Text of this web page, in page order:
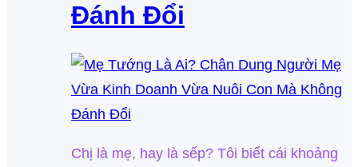
Đánh Đổi
Chị là mẹ, hay là sếp? Tôi biết cái khoảng